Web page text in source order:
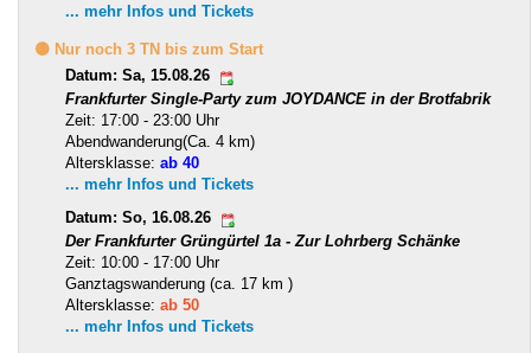
... mehr Infos und Tickets
🟡 Nur noch 3 TN bis zum Start
Datum: Sa, 15.08.26
Frankfurter Single-Party zum JOYDANCE in der Brotfabrik
Zeit: 17:00 - 23:00 Uhr
Abendwanderung(Ca. 4 km)
Altersklasse: ab 40
... mehr Infos und Tickets
Datum: So, 16.08.26
Der Frankfurter Grüngürtel 1a - Zur Lohrberg Schänke
Zeit: 10:00 - 17:00 Uhr
Ganztagswanderung (ca. 17 km )
Altersklasse: ab 50
... mehr Infos und Tickets